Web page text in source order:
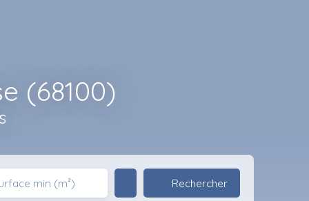
(68100)
min (m²) Rechercher